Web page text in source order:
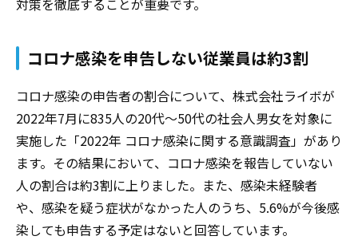
対策を徹底することが重要です。
コロナ感染を申告しない従業員は約3割
コロナ感染の申告者の割合について、株式会社ライボが
2022年7月に835人の20代～50代の社会人男女を対象に
実施した「2022年 コロナ感染に関する意識調査」があり
ます。その結果において、コロナ感染を報告していない
人の割合は約3割に上りました。また、感染未経験者
や、感染を疑う症状がなかった人のうち、5.6%が今後感
染しても申告する予定はないと回答しています。